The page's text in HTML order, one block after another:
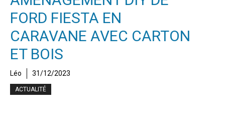
FORD FIESTA EN
CARAVANE AVEC CARTON
ET BOIS
Léo 31/12/2023
ACTUALITÉ